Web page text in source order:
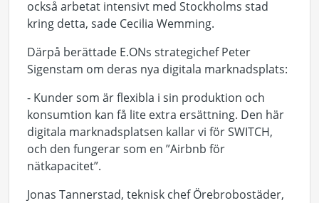
också arbetat intensivt med Stockholms stad
kring detta, sade Cecilia Wemming.
Därpå berättade E.ONs strategichef Peter
Sigenstam om deras nya digitala marknadsplats:
- Kunder som är flexibla i sin produktion och
konsumtion kan få lite extra ersättning. Den här
digitala marknadsplatsen kallar vi för SWITCH,
och den fungerar som en ”Airbnb för
nätkapacitet”.
Jonas Tannerstad, teknisk chef Örebrobostäder,